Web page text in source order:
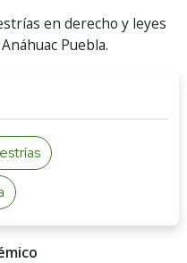
en derecho y leyes
Puebla.